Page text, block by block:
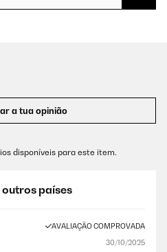
a tua opinião
disponíveis para este item.
outros países
AVALIAÇÃO COMPROVADA
30/10/2025